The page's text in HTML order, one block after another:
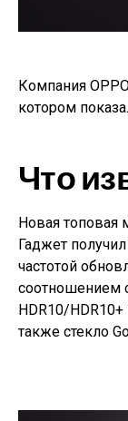
Компания
котором
Что
Новая топовая
Гаджет
частотой
соотношением
HDR10/
также стекло